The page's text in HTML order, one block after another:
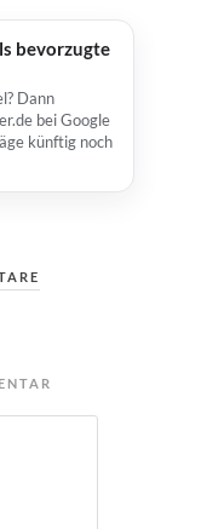
bevorzugte
Dann
bei Google
künftig noch